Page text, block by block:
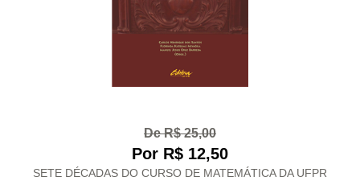
De R$ 25,00
Por R$ 12,50
SETE DÉCADAS DO CURSO DE MATEMÁTICA DA UFPR